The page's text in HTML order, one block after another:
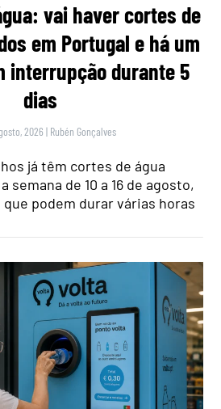
vai haver cortes de
em Portugal e há um
interrupção durante 5
dias
2026 | Rubén Gonçalves
já têm cortes de água
semana de 10 a 16 de agosto,
podem durar várias horas